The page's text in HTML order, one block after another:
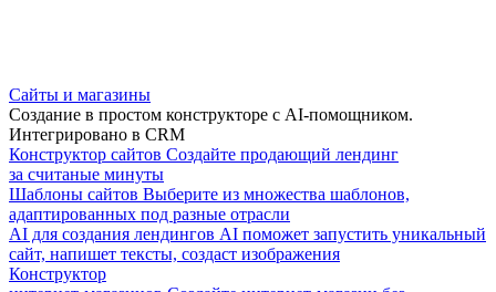
Сайты и магазины
Создание в простом конструкторе с AI-помощником.
Интегрировано в CRM
Конструктор сайтов Создайте продающий лендинг
за считаные минуты
Шаблоны сайтов Выберите из множества шаблонов,
адаптированных под разные отрасли
AI для создания лендингов AI поможет запустить уникальный
сайт, напишет тексты, создаст изображения
Конструктор